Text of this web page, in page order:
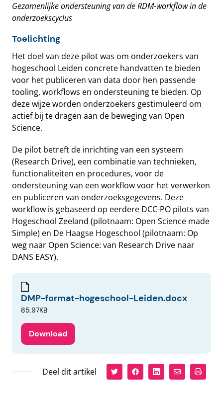
Gezamenlijke ondersteuning van de RDM-workflow in de
onderzoekscyclus
Toelichting
Het doel van deze pilot was om onderzoekers van
hogeschool Leiden concrete handvatten te bieden
voor het publiceren van data door hen passende
tooling, workflows en ondersteuning te bieden. Op
deze wijze worden onderzoekers gestimuleerd om
actief bij te dragen aan de beweging van Open
Science.
De pilot betreft de inrichting van een systeem
(Research Drive), een combinatie van technieken,
functionaliteiten en procedures, voor de
ondersteuning van een workflow voor het verwerken
en publiceren van onderzoeksgegevens. Deze
workflow is gebaseerd op eerdere DCC-PO pilots van
Hogeschool Zeeland (pilotnaam: Open Science made
Simple) en De Haagse Hogeschool (pilotnaam: Op
weg naar Open Science: van Research Drive naar
DANS EASY).
DMP-format-hogeschool-Leiden.docx
85.97KB
Download
Deel dit artikel